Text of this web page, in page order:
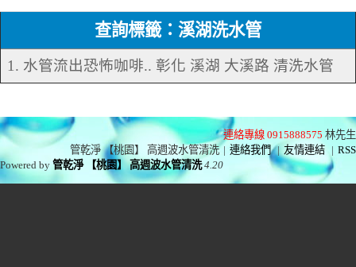
查詢標籤：溪湖洗水管
1. 水管流出恐怖咖啡.. 彰化 溪湖 大溪路 清洗水管
連絡專線 0915888575 林先生
管乾淨 【桃園】 高週波水管清洗 | 連絡我們 | 友情連結 | RSS
Powered by管乾淨 【桃園】 高週波水管清洗 4.20